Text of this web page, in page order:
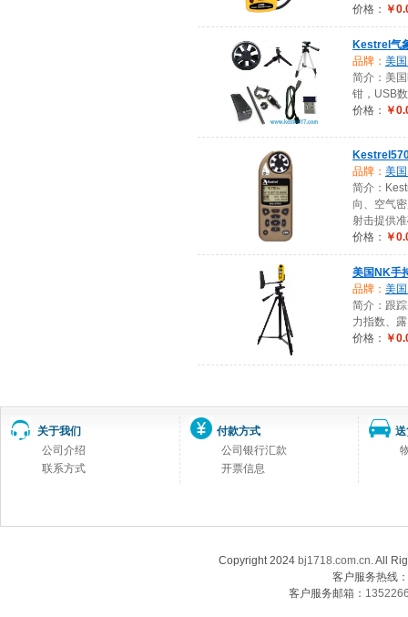
价格： ￥
Kestrel气
品牌： 美
简介：美
钳，USB
价格： ￥
品牌： 美
简介：
向、空气
射击提供
价格： ￥
美国NK手
品牌： 美
简介：跟
力指数、
价格： ￥
关于我们
公司介绍
联系方式
付款方式
公司银行汇款
开票信息
Copyright 2024 bj1718.com.cn. All
客户服务热线
客户服务邮箱：